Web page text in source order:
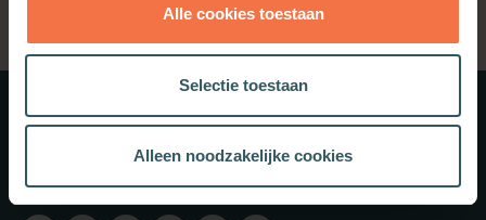
Alle cookies toestaan
Selectie toestaan
Alleen noodzakelijke cookies
Meer weten?
Schrijf je in voor onze nieuwsbrief.